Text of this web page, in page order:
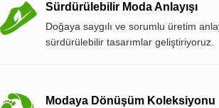
Sürdürülebilir Moda Anlayışı
Doğaya saygılı ve sorumlu üretim
sürdürülebilir tasarımlar geliştiriyoruz.
Modaya Dönüşüm Koleksiyonu